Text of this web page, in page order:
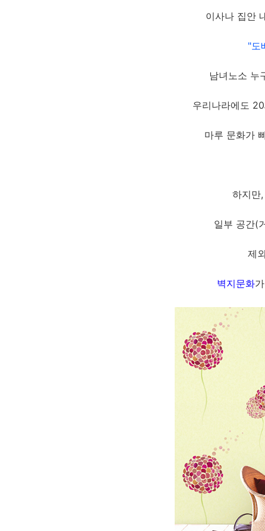
이사나 집안
"도
남녀노소 누
우리나라에도
마루 문화가
하지만
일부 공간(
제
벽지문화